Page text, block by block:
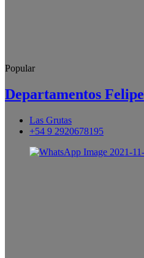
Popular
Departamentos Felipe
Las Grutas
+54 9 2920678195